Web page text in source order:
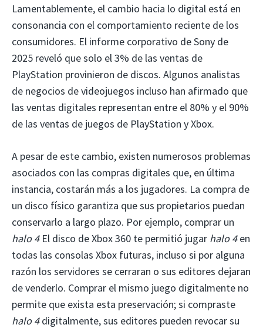
Lamentablemente, el cambio hacia lo digital está en
consonancia con el comportamiento reciente de los
consumidores. El informe corporativo de Sony de
2025 reveló que solo el 3% de las ventas de
PlayStation provinieron de discos. Algunos analistas
de negocios de videojuegos incluso han afirmado que
las ventas digitales representan entre el 80% y el 90%
de las ventas de juegos de PlayStation y Xbox.
A pesar de este cambio, existen numerosos problemas
asociados con las compras digitales que, en última
instancia, costarán más a los jugadores. La compra de
un disco físico garantiza que sus propietarios puedan
conservarlo a largo plazo. Por ejemplo, comprar un
halo 4El disco de Xbox 360 te permitió jugar halo 4en
todas las consolas Xbox futuras, incluso si por alguna
razón los servidores se cerraran o sus editores dejaran
de venderlo. Comprar el mismo juego digitalmente no
permite que exista esta preservación; si compraste
halo 4digitalmente, sus editores pueden revocar su